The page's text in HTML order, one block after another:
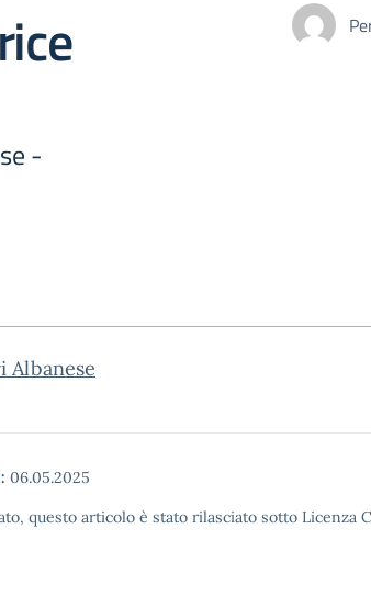
-
06.05.2025
questo articolo è stato rilasciato sotto Licenza